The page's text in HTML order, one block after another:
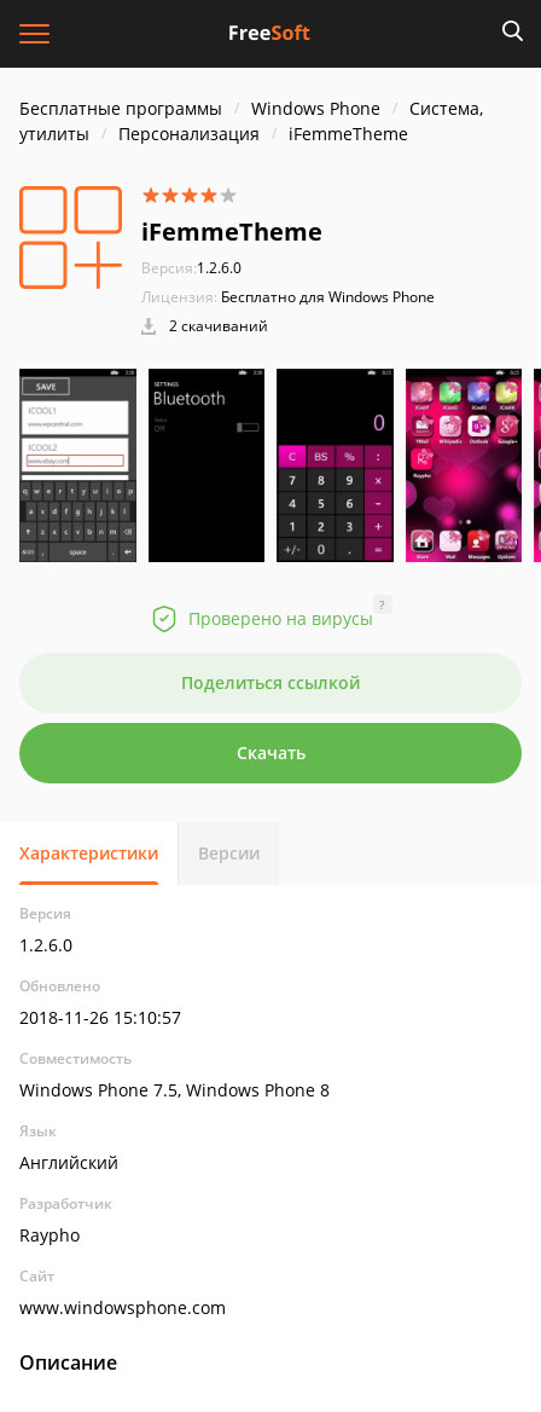
Бесплатные программы Windows Phone
Система,
утилиты
Персонализация iFemmeTheme
iFemmeTheme
Версия:1.2.6.0
Лицензия: Бесплатно для Windows Phone
2 скачиваний
Проверено на вирусы
?
Поделиться ссылкой
Скачать
Характеристики Версии
Версия
1.2.6.0
Обновлено
2018-11-26 15:10:57
Совместимость
Windows Phone 7.5, Windows Phone 8
Язык
Английский
Разработчик
Raypho
Сайт
www.windowsphone.com
Описание